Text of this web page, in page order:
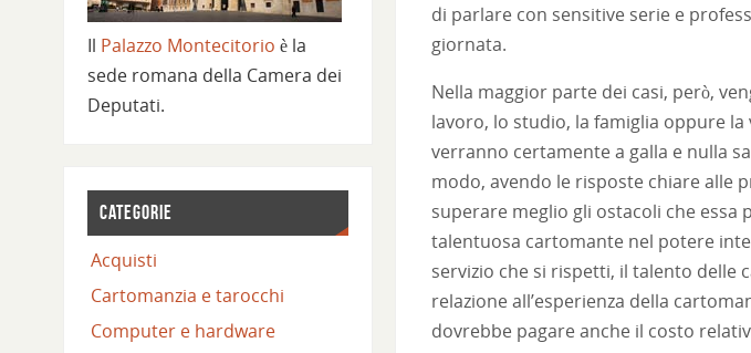
di parlare con sensitive serie e
giornata.
Nella maggior parte dei casi, però,
lavoro, lo studio, la famiglia oppure
verranno certamente a galla e nulla
modo, avendo le risposte chiare alle
superare meglio gli ostacoli che essa
talentuosa cartomante nel potere
servizio che si rispetti, il talento delle
relazione all’esperienza della
dovrebbe pagare anche il costo
Il Palazzo Montecitorio è la
sede romana della Camera dei
Deputati.
CATEGORIE
Acquisti
Cartomanzia e tarocchi
Computer e hardware